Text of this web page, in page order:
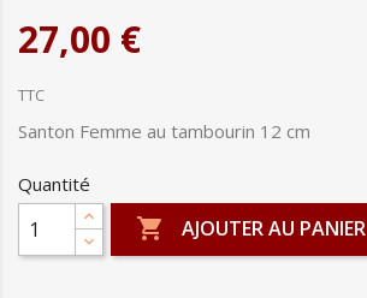
27,00 €
TTC
Santon Femme au tambourin 12 cm
Quantité
 AJOUTER AU PANIER